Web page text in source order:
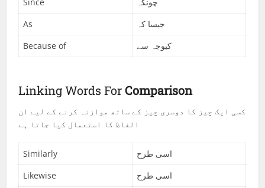
Since
چونکہ
As
جیسا کہ
Because of
کیوجہ سے
Linking Words ForComparison
کسی ایک چیز کا دوسری چیز کے ساتھ موازنہ کرنے کے لیے ان
الفاظ کا استعمال کیا جاتا ہے
Similarly
اسی طرح
Likewise
اسی طرح